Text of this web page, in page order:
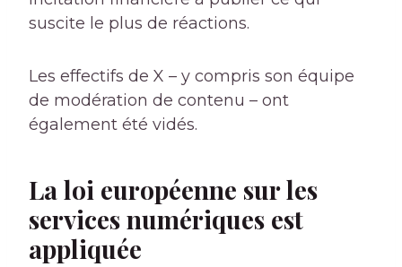
suscite le plus de réactions.
Les effectifs de X – y compris son équipe
de modération de contenu – ont
également été vidés.
La loi européenne sur les
services numériques est
appliquée